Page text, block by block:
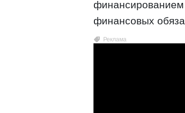
финансированием
финансовых